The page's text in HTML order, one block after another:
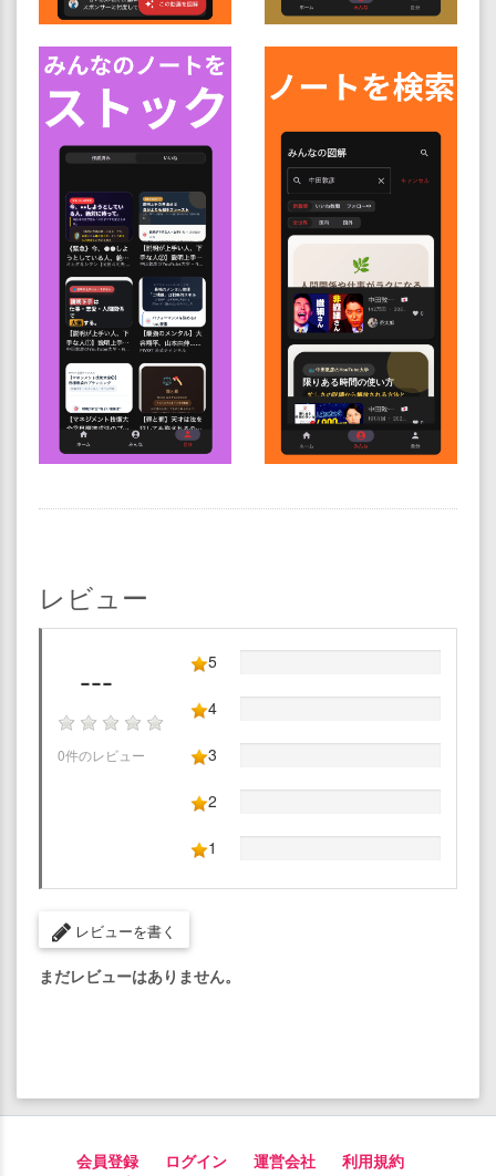
レビュー
---
0件のレビュー
5
4
3
2
1
レビューを書く
まだレビューはありません。
会員登録 ログイン 運営会社
利用規約